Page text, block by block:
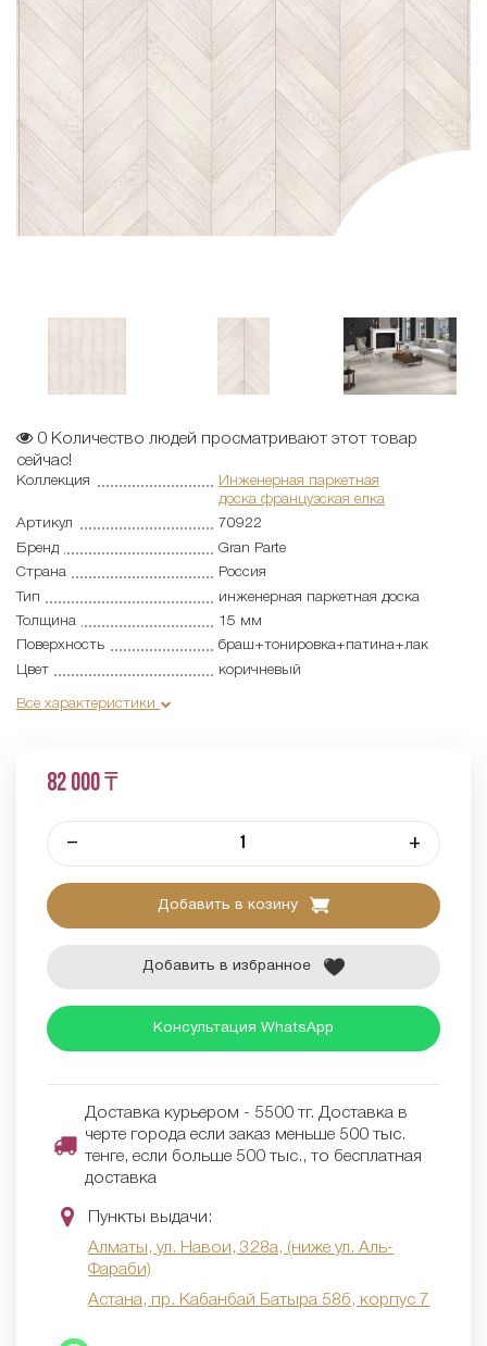
0 Количество людей просматривают этот товар
сейчас!
Коллекция
Инженерная паркетная
доска французская елка
Артикул
70922
Бренд
Gran Parte
Страна
Россия
Тип
инженерная паркетная доска
Толщина
15 мм
Поверхность
браш+тонировка+патина+лак
Цвет
коричневый
Все характеристики
82 000 ₸
– +
Добавить в козину
Добавить в избранное
Консультация WhatsApp
Доставка курьером - 5500 тг. Доставка в
черте города если заказ меньше 500 тыс.
тенге, если больше 500 тыс., то бесплатная
доставка
Пункты выдачи:
Алматы, ул. Навои, 328а, (ниже ул. Аль-
Фараби)
Астана, пр. Кабанбай Батыра 58б, корпус 7